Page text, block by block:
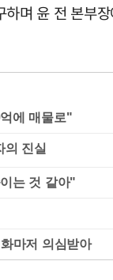
하며 윤 전 본부
에 매물로"
는 것 같아"
마저 의심받아